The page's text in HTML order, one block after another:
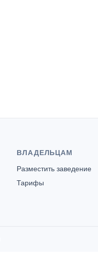
ВЛАДЕЛЬЦАМ
Разместить заведение
Тарифы